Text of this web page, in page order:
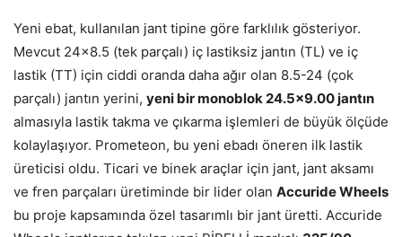
Yeni ebat, kullanılan jant tipine göre farklılık gösteriyor.
Mevcut 24×8.5 (tek parçalı) iç lastiksiz jantın (TL) ve iç
lastik (TT) için ciddi oranda daha ağır olan 8.5-24 (çok
parçalı) jantın yerini, yeni bir monoblok 24.5×9.00 jantın
almasıyla lastik takma ve çıkarma işlemleri de büyük ölçüde
kolaylaşıyor. Prometeon, bu yeni ebadı öneren ilk lastik
üreticisi oldu. Ticari ve binek araçlar için jant, jant aksamı
ve fren parçaları üretiminde bir lider olan Accuride Wheels
bu proje kapsamında özel tasarımlı bir jant üretti. Accuride